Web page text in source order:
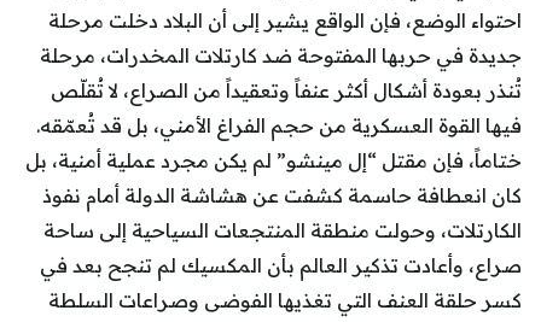
احتواء الوضع، فإن الواقع يشير إلى أن البلاد دخلت مرحلة
جديدة في حربها المفتوحة ضد كارتلات المخدرات، مرحلة
تُنذر بعودة أشكال أكثر عنفاً وتعقيداً من الصراع، لا تُقلّص
فيها القوة العسكرية من حجم الفراغ الأمني، بل قد تُعمّقه.
ختاماً، فإن مقتل “إل مينشو” لم يكن مجرد عملية أمنية، بل
كان انعطافة حاسمة كشفت عن هشاشة الدولة أمام نفوذ
الكارتلات، وحولت منطقة المنتجعات السياحية إلى ساحة
صراع، وأعادت تذكير العالم بأن المكسيك لم تنجح بعد في
كسر حلقة العنف التي تغذيها الفوضى وصراعات السلطة